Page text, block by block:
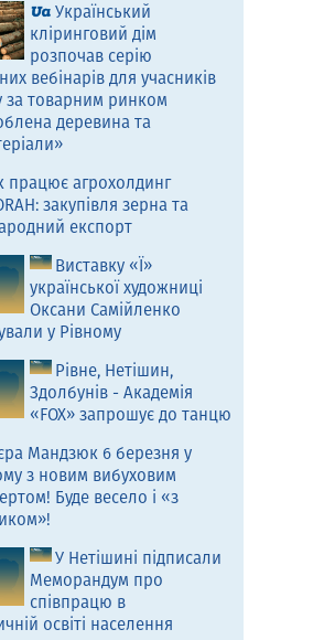
Український
кліринговий дім
розпочав серію
вебінарів для учасників
за товарним ринком
деревина та
працює агрохолдинг
закупівля зерна та
експорт
Виставку «Ї»
української художниці
Оксани Самійленко
у Рівному
Рівне, Нетішин,
Здолбунів - Академія
«FOX» запрошує до танцю
Мандзюк 6 березня у
з новим вибуховим
Буде весело і «з
У Нетішині підписали
Меморандум про
співпрацю в
освіті населення